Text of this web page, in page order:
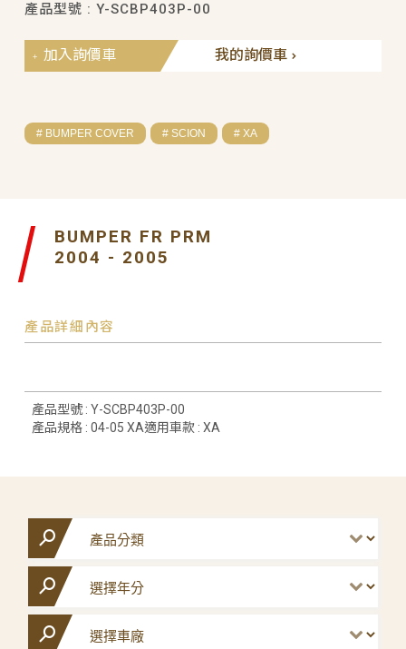
產品型號 : Y-SCBP403P-00
我的詢價車
加入詢價車
# BUMPER COVER # SCION # XA
BUMPER FR PRM
2004 - 2005
產品詳細內容
產品型號 : Y-SCBP403P-00
產品規格 : 04-05 XA適用車款 : XA